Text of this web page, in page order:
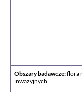
Obszary badawcze:flora
inwazyjnych